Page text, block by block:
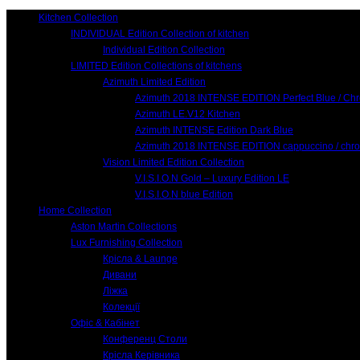
Kitchen Collection
INDIVIDUAL Edition Collection of kitchen
Individual Edition Collection
LIMITED Edition Collections of kitchens
Azimuth Limited Edition
Azimuth 2018 INTENSE EDITION Perfect Blue /
Azimuth LE.V12 Kitchen
Azimuth INTENSE Edition Dark Blue
Azimuth 2018 INTENSE EDITION cappuccino /
Vision Limited Edition Collection
V.I.S.I.O.N Gold – Luxury Edition LE
V.I.S.I.O.N blue Edition
Home Collection
Aston Martin Collections
Lux Furnishing Collection
Крісла & Launge
Дивани
Ліжка
Колекції
Офіс & Кабінет
Конференц Столи
Крісла Керівника